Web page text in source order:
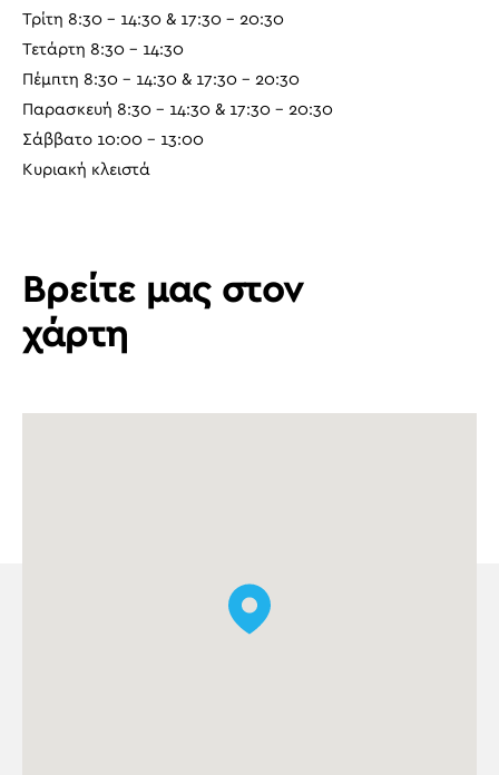
Τρίτη 8:30 – 14:30 & 17:30 – 20:30
Τετάρτη 8:30 – 14:30
Πέμπτη 8:30 – 14:30 & 17:30 – 20:30
Παρασκευή 8:30 – 14:30 & 17:30 – 20:30
Σάββατο 10:00 – 13:00
Κυριακή κλειστά
Βρείτε μας στον
χάρτη